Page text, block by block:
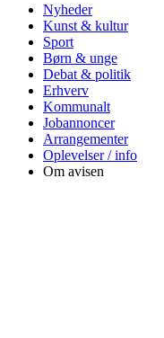
Nyheder
Kunst & kultur
Sport
Børn & unge
Debat & politik
Erhverv
Kommunalt
Jobannoncer
Arrangementer
Oplevelser / info
Om avisen